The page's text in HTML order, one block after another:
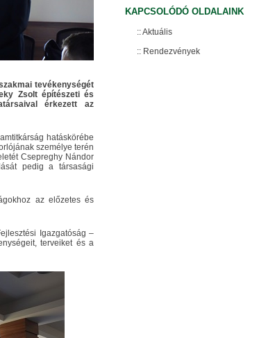
tevékenységét
Zsolt építészeti és
érkezett az
hatáskörébe
személye terén
Csepreghy Nándor
pedig a társasági
az előzetes és
Igazgatóság –
terveiket és a
KAPCSOLÓDÓ OLDALAINK
Aktuális
Rendezvények